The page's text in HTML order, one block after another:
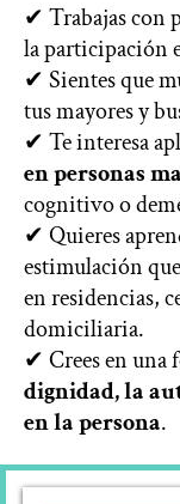
✔ Trabajas con
la participación
✔ Sientes que
tus mayores y
✔ Te interesa
en personas
cognitivo o
✔ Quieres
estimulación
en residencias,
domiciliaria.
✔ Crees en una
dignidad, la
en la persona.